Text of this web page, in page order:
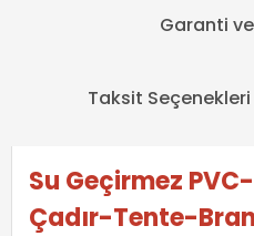
Garanti
Taksit Seçenekleri
Su Geçirmez
Çadır-Tente-